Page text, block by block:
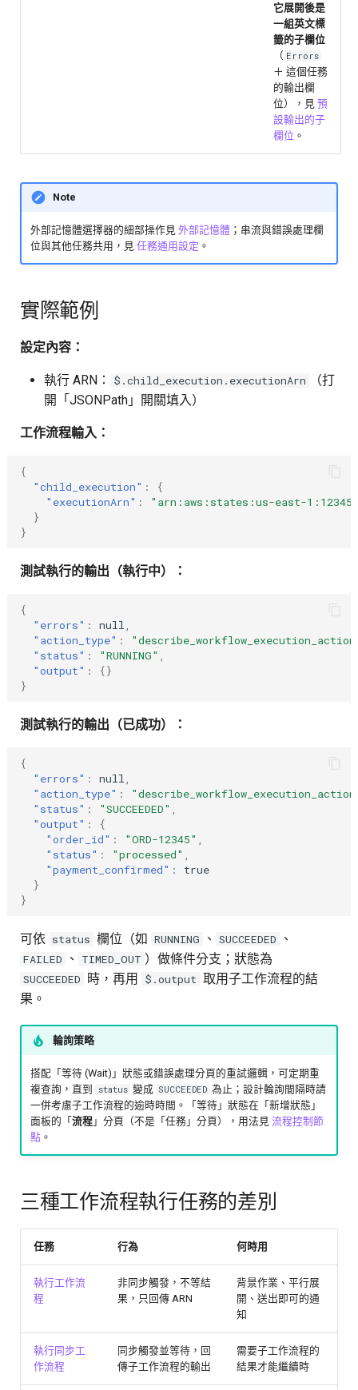
它展開後是
一組英文標
籤的子欄位
（ Errors
＋ 這個任務
的輸出欄
位），見 預
設輸出的子
欄位 。
Note
外部記憶體選擇器的細部操作見外部記憶體 ；串流與錯誤處理欄
位與其他任務共用，見任務通用設定 。
實際範例
設定內容：
執行 ARN： $.child_execution.executionArn
（打
開「JSONPath」開關填入）
工作流程輸入：
{
"child_execution" :
{
"executionArn" :
"arn:aws:states:us-east-
}
}
測試執行的輸出（執行中）：
{
"errors" : null,
"action_type" :
"status" : "RUNNING" ,
"output" :
{}
}
測試執行的輸出（已成功）：
{
"errors" : null,
"action_type" :
"status" : "SUCCEEDED" ,
"output" :
{
"order_id" : "ORD-12345" ,
"status" : "processed" ,
"payment_confirmed" :
true
}
}
可依 status 欄位（如 RUNNING 、 SUCCEEDED 、
FAILED 、 TIMED_OUT ）做條件分支；狀態為
SUCCEEDED 時，再用 $.output 取用子工作流程的結
果。
輪詢策略
搭配「等待 (Wait)」狀態或錯誤處理分頁的重試邏輯，可定期重
複查詢，直到
status 變成 SUCCEEDED 為止；設計輪詢間隔時請
一併考慮子工作流程的逾時時間。「等待」狀態在「新增狀態」
面板的「流程 」分頁（不是「任務」分頁），用法見流程控制節
點 。
三種工作流程執行任務的差別
任務 行為 何時用
執行工作流
程
非同步觸發，不等結
果，只回傳 ARN
背景作業、平行展
開、送出即可的通
知
執行同步工
作流程
同步觸發並等待，回
傳子工作流程的輸出
需要子工作流程的
結果才能繼續時